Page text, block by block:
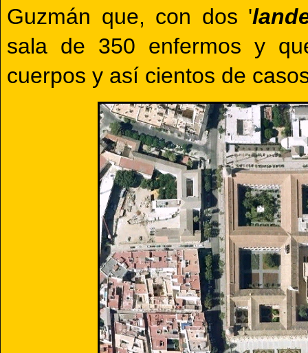
Guzmán que, con dos '
sala de 350 enfermos y
cuerpos y así cientos de